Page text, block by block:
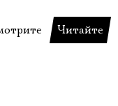
Читайте